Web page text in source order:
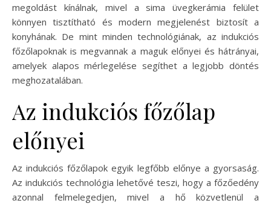
megoldást kínálnak, mivel a sima üvegkerámia felület
könnyen tisztítható és modern megjelenést biztosít a
konyhának. De mint minden technológiának, az indukciós
főzőlapoknak is megvannak a maguk előnyei és hátrányai,
amelyek alapos mérlegelése segíthet a legjobb döntés
meghozatalában.
Az indukciós főzőlap
előnyei
Az indukciós főzőlapok egyik legfőbb előnye a gyorsaság.
Az indukciós technológia lehetővé teszi, hogy a főzőedény
azonnal felmelegedjen, mivel a hő közvetlenül a